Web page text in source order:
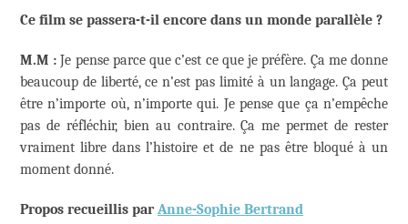
Ce film se passera-t-il encore dans un monde parallèle ?
M.M : Je pense parce que c’est ce que je préfère. Ça me donne
beaucoup de liberté, ce n’est pas limité à un langage. Ça peut
être n’importe où, n’importe qui. Je pense que ça n’empêche
pas de réfléchir, bien au contraire. Ça me permet de rester
vraiment libre dans l’histoire et de ne pas être bloqué à un
moment donné.
Propos recueillis parAnne-Sophie Bertrand